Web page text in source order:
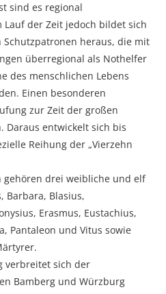
sind es regional
der Zeit jedoch bildet sich
Schutzpatronen heraus, die mit
überregional als Nothelfer
des menschlichen Lebens
Einen besonderen
zur Zeit der großen
Daraus entwickelt sich bis
Reihung der „Vierzehn
gehören drei weibliche und elf
Barbara, Blasius,
Erasmus, Eustachius,
Pantaleon und Vitus sowie
verbreitet sich der
Bamberg und Würzburg